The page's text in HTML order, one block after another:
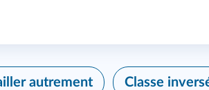
autrement Classe